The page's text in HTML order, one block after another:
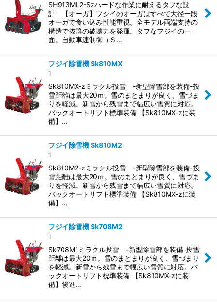
SH913ML2-Szハードな作業に耐えるタフな設
計 【オーガ】フジイのオーガはすべて大径一段
オーガで食い込み性能重視。全モデル両端支持の
構造で抜群の破壊力を発揮。タフなフジイの一
面。自動車速制御（Ｓ…
フジイ除雪機 Sk810MX
1
Sk810MX-zミラクル投雪 -新型除雪部を装備-投
雪距離は最大20ｍ。雪のまとまりが良く、雪づま
りを軽減。新雪から残雪まで幅広い雪質に対応。
バックオートリフト標準装備 【Sk810MX-zに装
備】…
フジイ除雪機 Sk810M2
1
Sk810M2-zミラクル投雪 -新型除雪部を装備-投
雪距離は最大20ｍ。雪のまとまりが良く、雪づま
りを軽減。新雪から残雪まで幅広い雪質に対応。
バックオートリフト標準装備 【Sk810MX-zに装
備】…
フジイ除雪機 Sk708M2
1
Sk708M1ミラクル投雪 -新型除雪部を装備-投雪
距離は最大20ｍ。雪のまとまりが良く、雪づまり
を軽減。新雪から残雪まで幅広い雪質に対応。バ
ックオートリフト標準装備 【Sk810MX-zに装
備】後進…